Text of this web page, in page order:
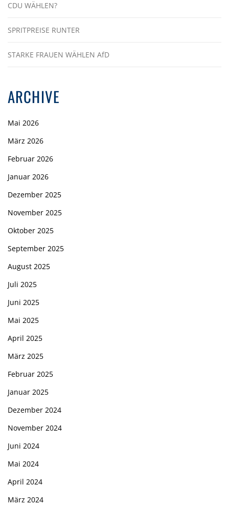
CDU WÄHLEN?
SPRITPREISE RUNTER
STARKE FRAUEN WÄHLEN AfD
ARCHIVE
Mai 2026
März 2026
Februar 2026
Januar 2026
Dezember 2025
November 2025
Oktober 2025
September 2025
August 2025
Juli 2025
Juni 2025
Mai 2025
April 2025
März 2025
Februar 2025
Januar 2025
Dezember 2024
November 2024
Juni 2024
Mai 2024
April 2024
März 2024